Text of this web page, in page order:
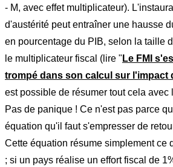
- M, avec effet multiplicateur).
d'austérité peut entraîner une hausse
en pourcentage du PIB, selon la taille
le multiplicateur fiscal (lire " Le FMI
trompé dans son calcul sur l'impact
est possible de résumer tout cela avec
Pas de panique ! Ce n'est pas parce
équation qu'il faut s'empresser de
Cette équation résume simplement ce
; si un pays réalise un effort fiscal de